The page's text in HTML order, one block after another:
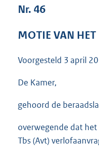
Nr. 46
MOTIE VAN HET
Voorgesteld 3 april
De Kamer,
gehoord de
overwegende dat
Tbs (Avt)